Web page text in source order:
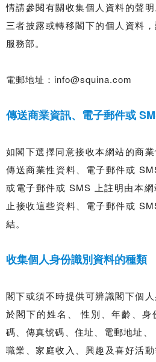
情請參閱有關收集個人資料的聲
三者披露或轉移閣下的個人資料
服務部。
電郵地址：info@squina.com
傳送商業資訊、電子郵件或
如閣下選擇同意接收本網站的商
傳送商業性資料、電子郵件或
或電子郵件或 SMS 上註明由本
止接收這些資料、電子郵件或
結。
收集個人身份識別資料的種類
閣下或須不時提供可辨識閣下個
於閣下的姓名、 性別、年齡、身
碼、傳真號碼、住址、電郵地址、
職業、家庭收入、興趣及喜好活